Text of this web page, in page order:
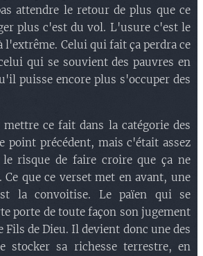
attendre le retour de plus que ce
plus c'est du vol. L'usure c'est le
l'extrême. Celui qui fait ça perdra ce
qui se souvient des pauvres en
puisse encore plus s'occuper des
ce fait dans la catégorie des
point précédent, mais c'était assez
risque de faire croire que ça ne
que ce verset met en avant, une
la convoitise. Le païen qui se
porte de toute façon son jugement
de Dieu. Il devient donc une des
stocker sa richesse terrestre, en